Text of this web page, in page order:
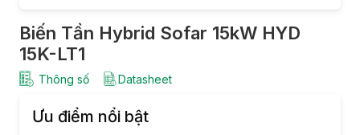
Biến Tần Hybrid Sofar 15kW HYD
15K-LT1
Thông số Datasheet
Ưu điểm nổi bật